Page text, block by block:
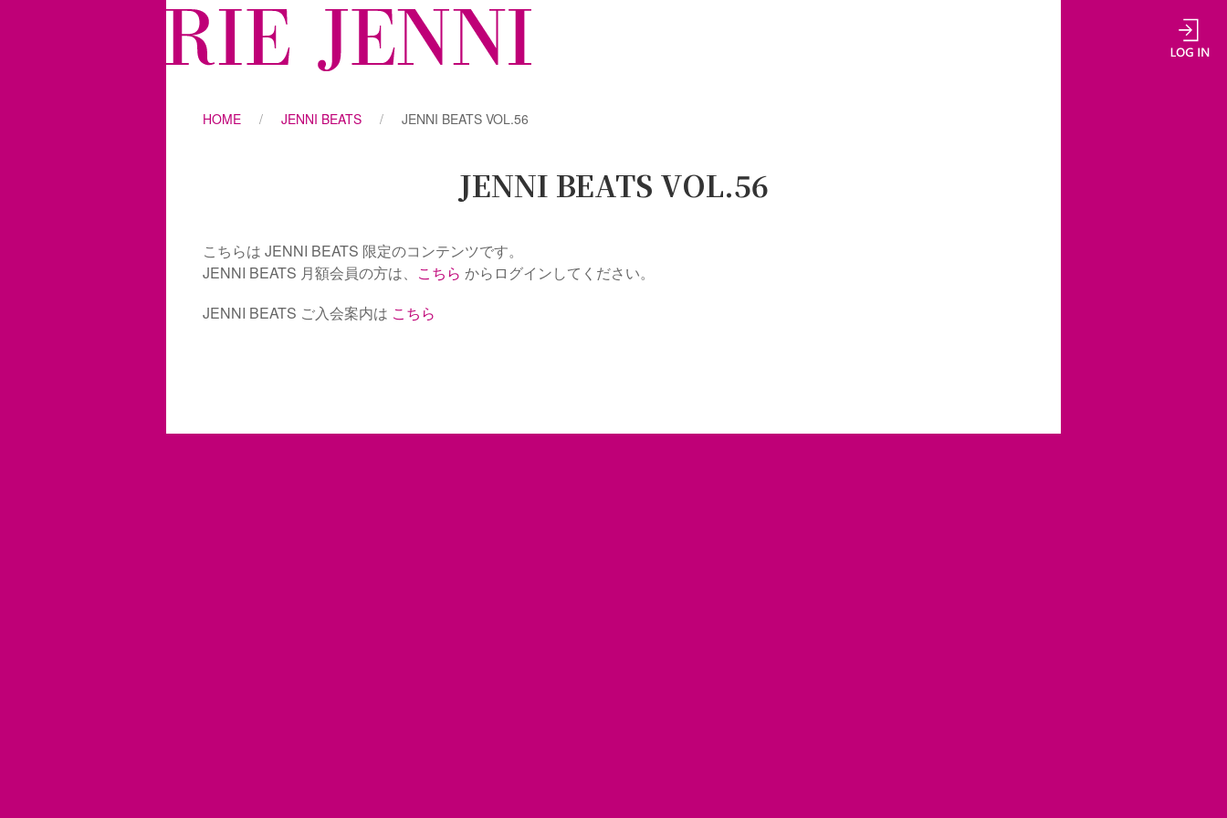
HOME JENNI BEATS JENNI BEATS VOL.56
JENNI BEATS VOL.56
こちらは JENNI BEATS 限定のコンテンツです。
JENNI BEATS 月額会員の方は、 こちら からログインしてください。
JENNI BEATS ご入会案内は こちら